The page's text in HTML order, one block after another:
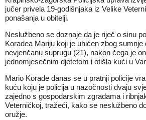
jučer privela 19-godišnjaka iz Velike
ponašanja u obitelji.
Neslužbeno se doznaje da je riječ o sinu
Koradea Mariju koji je uhićen zbog
nevjenčanu suprugu (21), nakon čega je
jednomjesečnim djetetom i otišla kući u
Mario Korade danas se u pratnji policije
kuću koju je policija u nazočnosti dvaju
zajedno s gospodarskim zgradama i
Veterničkoj, tražeći, kako se neslužbeno
oružje.